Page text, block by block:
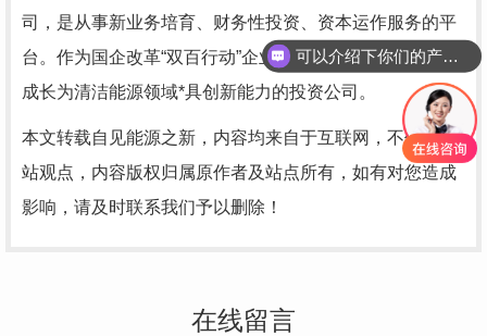
司，是从事新业务培育、财务性投资、资本运作服务的平
台。作为国企改革“双百行动”企业，三峡资本始终致力于
成长为清洁能源领域*具创新能力的投资公司。
本文转载自见能源之新，内容均来自于互联网，不代表本
站观点，内容版权归属原作者及站点所有，如有对您造成
影响，请及时联系我们予以删除！
在线留言
可以介绍下你们的产品么